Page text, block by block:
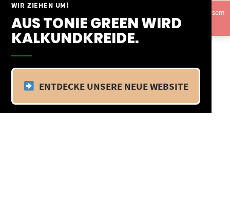
WIR ZIEHEN UM!
AUS TONIE GREEN WIRD
KALKUNDKREIDE.
ENTDECKE UNSERE NEUE WEBSITE
Springe
Inhalt
Vom 09.04.25 - 20.04.25 befinden wir uns im Betriebsurlaub. In diesem
Zeitraum findet kein Versand statt.Ausblenden